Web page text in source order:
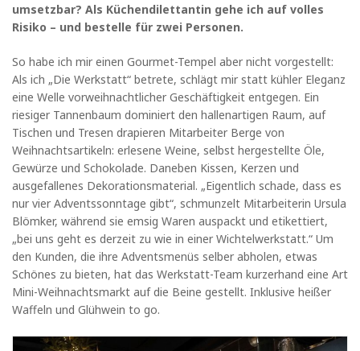
umsetzbar? Als Küchendilettantin gehe ich auf volles
Risiko – und bestelle für zwei Personen.
So habe ich mir einen Gourmet-Tempel aber nicht vorgestellt:
Als ich „Die Werkstatt“ betrete, schlägt mir statt kühler Eleganz
eine Welle vorweihnachtlicher Geschäftigkeit entgegen. Ein
riesiger Tannenbaum dominiert den hallenartigen Raum, auf
Tischen und Tresen drapieren Mitarbeiter Berge von
Weihnachtsartikeln: erlesene Weine, selbst hergestellte Öle,
Gewürze und Schokolade. Daneben Kissen, Kerzen und
ausgefallenes Dekorationsmaterial. „Eigentlich schade, dass es
nur vier Adventssonntage gibt“, schmunzelt Mitarbeiterin Ursula
Blömker, während sie emsig Waren auspackt und etikettiert,
„bei uns geht es derzeit zu wie in einer Wichtelwerkstatt.“ Um
den Kunden, die ihre Adventsmenüs selber abholen, etwas
Schönes zu bieten, hat das Werkstatt-Team kurzerhand eine Art
Mini-Weihnachtsmarkt auf die Beine gestellt. Inklusive heißer
Waffeln und Glühwein to go.